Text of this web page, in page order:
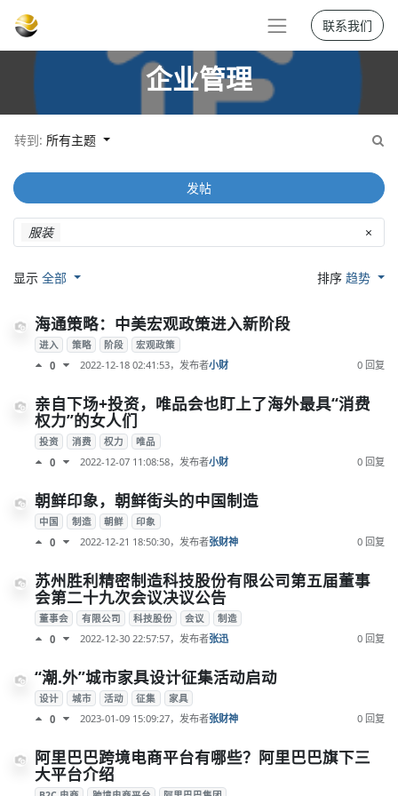
联系我们
企业管理
转到: 所有主题
服装 ×
发帖
显示 全部 排序趋势
海通策略：中美宏观政策进入新阶段
进入 策略 阶段 宏观政策
0 2022-12-18 02:41:53，发布者小财 0 回复
亲自下场+投资，唯品会也盯上了海外最具“消费
权力”的女人们
投资 消费 权力 唯品
0 2022-12-07 11:08:58，发布者小财 0 回复
朝鲜印象，朝鲜街头的中国制造
中国 制造 朝鲜 印象
0 2022-12-21 18:50:30，发布者张财神 0 回复
苏州胜利精密制造科技股份有限公司第五届董事
会第二十九次会议决议公告
董事会 有限公司 科技股份 会议 制造
0 2022-12-30 22:57:57，发布者张迅 0 回复
“潮.外”城市家具设计征集活动启动
设计 城市 活动 征集 家具
0 2023-01-09 15:09:27，发布者张财神 0 回复
阿里巴巴跨境电商平台有哪些？阿里巴巴旗下三
大平台介绍